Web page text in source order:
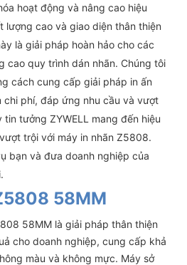
hoạt động và nâng cao hiệu
lượng cao và giao diện thân thiện
là giải pháp hoàn hảo cho các
cao quy trình dán nhãn. Chúng tôi
cách cung cấp giải pháp in ấn
phí, đáp ứng nhu cầu và vượt
tưởng ZYWELL mang đến hiệu
trội với máy in nhãn Z5808.
bạn và đưa doanh nghiệp của
58MM
58MM là giải pháp thân thiện
cho doanh nghiệp, cung cấp khả
màu và không mực. Máy sở